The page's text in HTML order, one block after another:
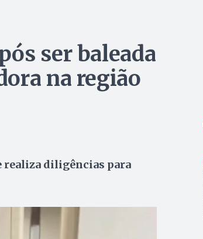
ser baleada
na região
realiza diligências para